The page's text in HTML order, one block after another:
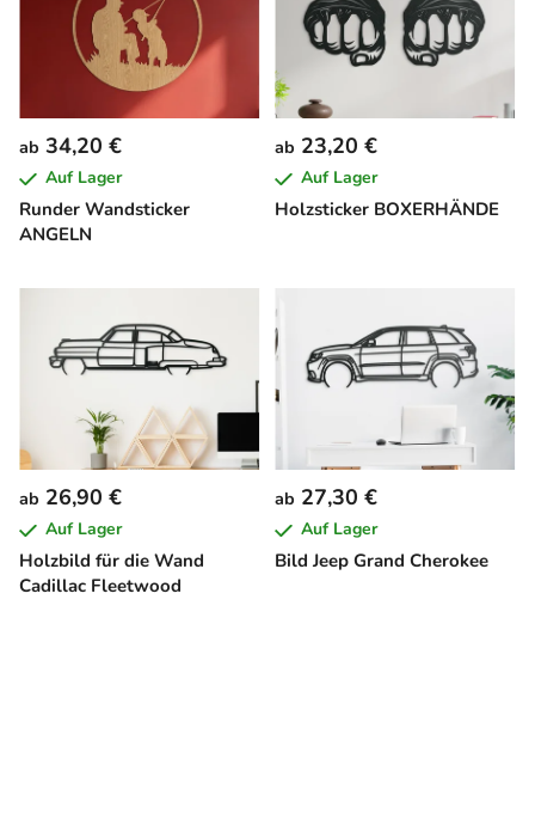
Runder Wandsticker
ANGELN
ab 34,20 €
Auf Lager
Holzsticker BOXERHÄNDE
ab 23,20 €
Auf Lager
Holzbild für die Wand
Cadillac Fleetwood
ab 26,90 €
Auf Lager
Bild Jeep Grand Cherokee
ab 27,30 €
Auf Lager